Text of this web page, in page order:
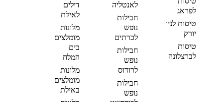
לפראג
טיסות לניו
יורק
טיסות
לברצלונה
לאנטליה
חבילות
נופש
לכרתים
חבילות
נופש
לרודוס
חבילות
נופש
דילים
לאילת
מלונות
מומלצים
בים
המלח
מלונות
מומלצים
באילת